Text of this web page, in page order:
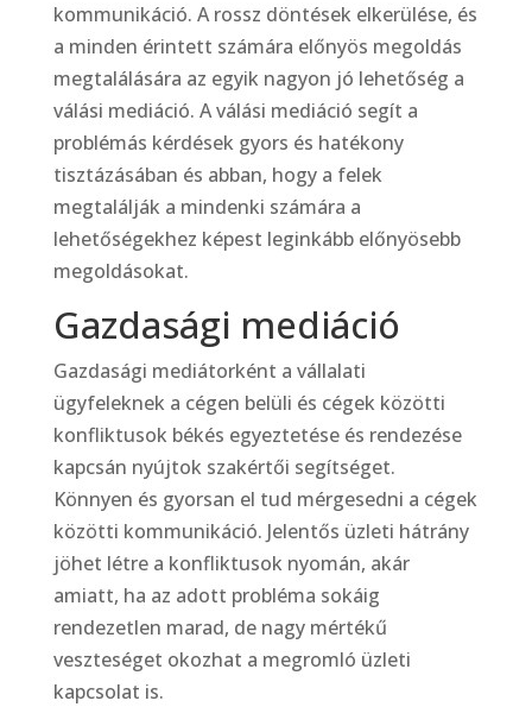
kommunikáció. A rossz döntések elkerülése, és
a minden érintett számára előnyös megoldás
megtalálására az egyik nagyon jó lehetőség a
válási mediáció. A válási mediáció segít a
problémás kérdések gyors és hatékony
tisztázásában és abban, hogy a felek
megtalálják a mindenki számára a
lehetőségekhez képest leginkább előnyösebb
megoldásokat.
Gazdasági mediáció
Gazdasági mediátorként a vállalati
ügyfeleknek a cégen belüli és cégek közötti
konfliktusok békés egyeztetése és rendezése
kapcsán nyújtok szakértői segítséget.
Könnyen és gyorsan el tud mérgesedni a cégek
közötti kommunikáció. Jelentős üzleti hátrány
jöhet létre a konfliktusok nyomán, akár
amiatt, ha az adott probléma sokáig
rendezetlen marad, de nagy mértékű
veszteséget okozhat a megromló üzleti
kapcsolat is.